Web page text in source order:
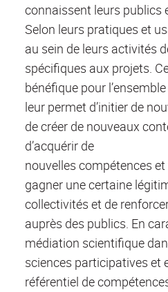
connaissent leurs publics
Selon leurs pratiques et
au sein de leurs activités
spécifiques aux projets.
bénéfique pour
leur permet d’initier de
de créer de nouveaux
d’acquérir de
nouvelles compétences
gagner une certaine
collectivités et de
auprès des publics. En
médiation scientifique
sciences participatives et
référentiel de